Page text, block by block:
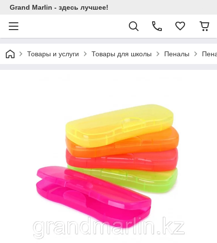
Grand Marlin - здесь лучшее!
Товары и услуги Товары для школы Пеналы